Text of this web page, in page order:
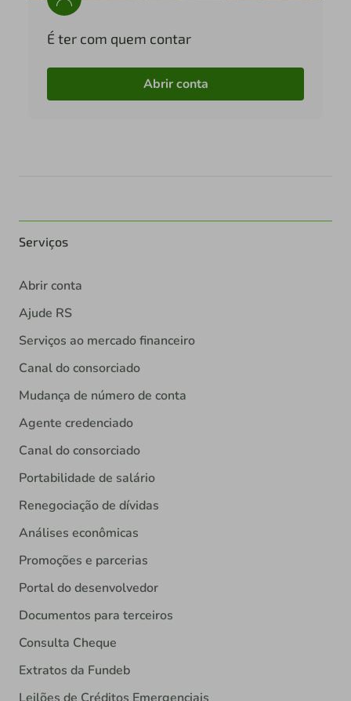
É ter com quem contar
Abrir conta
Serviços
Abrir conta
Ajude RS
Serviços ao mercado financeiro
Canal do consorciado
Mudança de número de conta
Agente credenciado
Canal do consorciado
Portabilidade de salário
Renegociação de dívidas
Análises econômicas
Promoções e parcerias
Portal do desenvolvedor
Documentos para terceiros
Consulta Cheque
Extratos da Fundeb